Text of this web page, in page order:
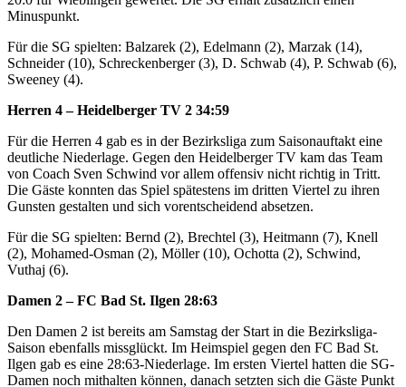
Minuspunkt.
Für die SG spielten: Balzarek (2), Edelmann (2), Marzak (14),
Schneider (10), Schreckenberger (3), D. Schwab (4), P. Schwab (6),
Sweeney (4).
Herren 4 – Heidelberger TV 2 34:59
Für die Herren 4 gab es in der Bezirksliga zum Saisonauftakt eine
deutliche Niederlage. Gegen den Heidelberger TV kam das Team
von Coach Sven Schwind vor allem offensiv nicht richtig in Tritt.
Die Gäste konnten das Spiel spätestens im dritten Viertel zu ihren
Gunsten gestalten und sich vorentscheidend absetzen.
Für die SG spielten: Bernd (2), Brechtel (3), Heitmann (7), Knell
(2), Mohamed-Osman (2), Möller (10), Ochotta (2), Schwind,
Vuthaj (6).
Damen 2 – FC Bad St. Ilgen 28:63
Den Damen 2 ist bereits am Samstag der Start in die Bezirksliga-
Saison ebenfalls missglückt. Im Heimspiel gegen den FC Bad St.
Ilgen gab es eine 28:63-Niederlage. Im ersten Viertel hatten die SG-
Damen noch mithalten können, danach setzten sich die Gäste Punkt